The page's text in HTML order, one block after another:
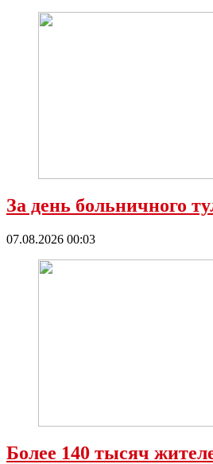
За день больничного
07.08.2026 00:03
Более 140 тысяч